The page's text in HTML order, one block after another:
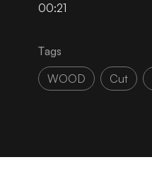
00:21
Tags
WOOD
Cut